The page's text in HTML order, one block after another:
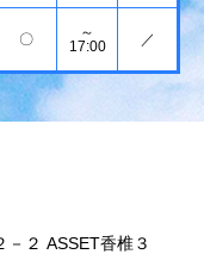
〇
～
17:00
／
２ ASSET香椎３